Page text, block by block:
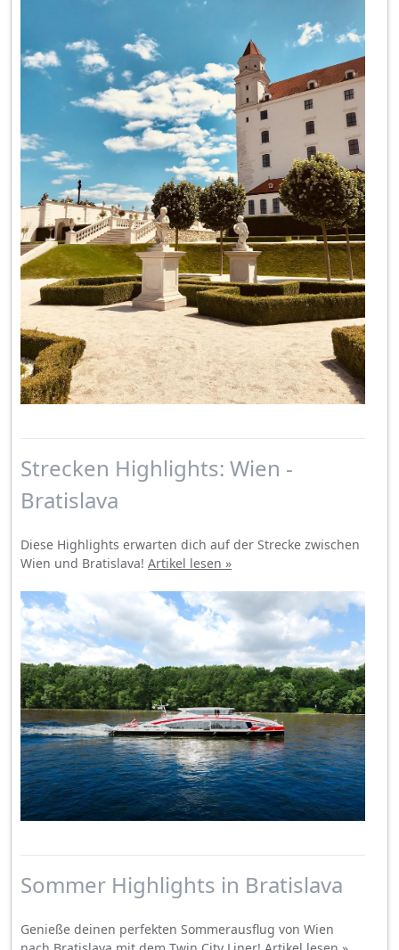
Strecken Highlights: Wien -
Bratislava
Diese Highlights erwarten dich auf der Strecke zwischen
Wien und Bratislava! Artikel lesen »
Sommer Highlights in Bratislava
Genieße deinen perfekten Sommerausflug von Wien